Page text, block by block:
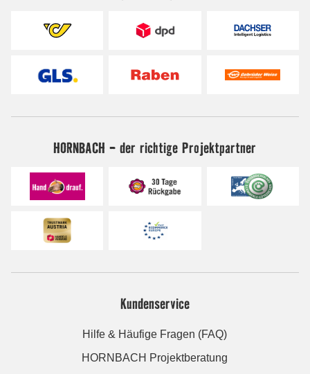
HORNBACH - der richtige Projektpartner
Kundenservice
Hilfe & Häufige Fragen (FAQ)
HORNBACH Projektberatung